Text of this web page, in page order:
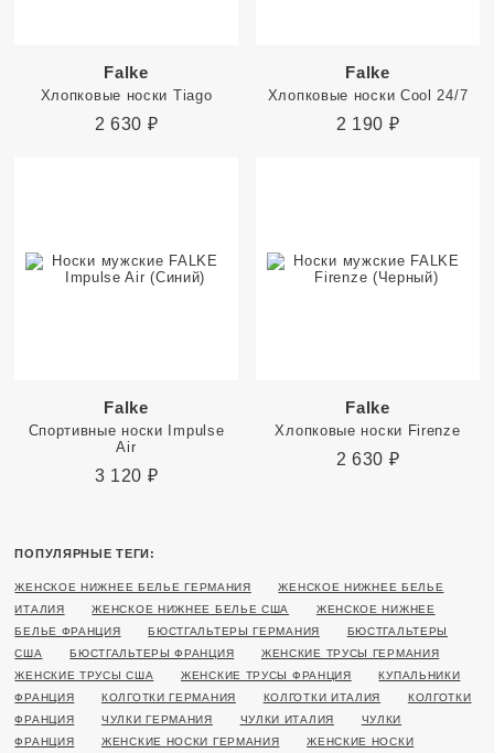
Falke
Хлопковые носки Tiago
2 630 ₽
Falke
Хлопковые носки Cool 24/7
2 190 ₽
Falke
Спортивные носки Impulse
Air
3 120 ₽
Falke
Хлопковые носки Firenze
2 630 ₽
ПОПУЛЯРНЫЕ ТЕГИ:
ЖЕНСКОЕ НИЖНЕЕ БЕЛЬЕ ГЕРМАНИЯ
ЖЕНСКОЕ НИЖНЕЕ БЕЛЬЕ
ИТАЛИЯ
ЖЕНСКОЕ НИЖНЕЕ БЕЛЬЕ США
ЖЕНСКОЕ НИЖНЕЕ
БЕЛЬЕ ФРАНЦИЯ
БЮСТГАЛЬТЕРЫ ГЕРМАНИЯ
БЮСТГАЛЬТЕРЫ
США
БЮСТГАЛЬТЕРЫ ФРАНЦИЯ
ЖЕНСКИЕ ТРУСЫ ГЕРМАНИЯ
ЖЕНСКИЕ ТРУСЫ США
ЖЕНСКИЕ ТРУСЫ ФРАНЦИЯ
КУПАЛЬНИКИ
ФРАНЦИЯ
КОЛГОТКИ ГЕРМАНИЯ КОЛГОТКИ ИТАЛИЯ
КОЛГОТКИ
ФРАНЦИЯ
ЧУЛКИ ГЕРМАНИЯ ЧУЛКИ ИТАЛИЯ
ЧУЛКИ
ФРАНЦИЯ
ЖЕНСКИЕ НОСКИ ГЕРМАНИЯ
ЖЕНСКИЕ НОСКИ